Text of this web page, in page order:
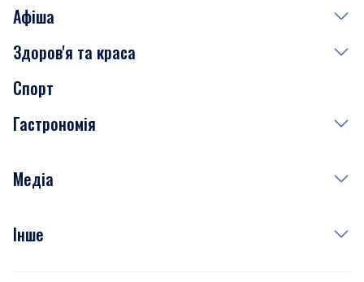
Афіша
Сьогодні
Завтра
Субота
Здоров'я та краса
Медицина
Краса
Спорт
Гастрономія
Рецепти
Медіа
Фото
Інше